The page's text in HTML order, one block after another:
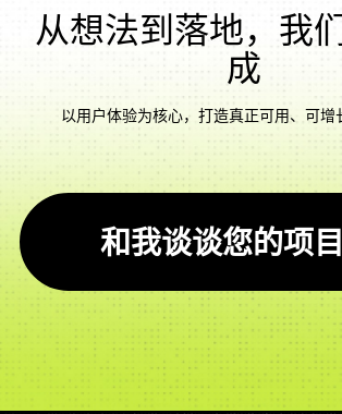
从想法到落地，我
成
以用户体验为核心，打造真正可用、可增
和我谈谈您的项目